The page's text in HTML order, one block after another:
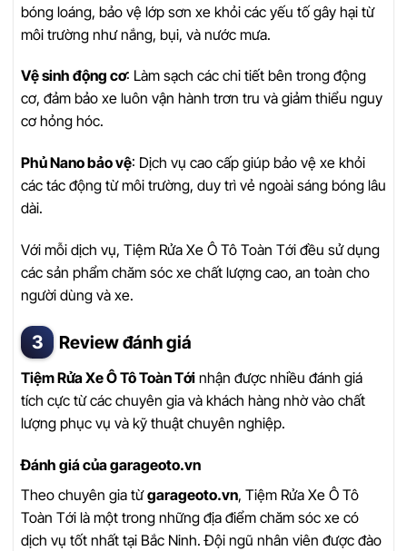
bóng loáng, bảo vệ lớp sơn xe khỏi các yếu tố gây hại từ
môi trường như nắng, bụi, và nước mưa.
Vệ sinh động cơ: Làm sạch các chi tiết bên trong động
cơ, đảm bảo xe luôn vận hành trơn tru và giảm thiểu nguy
cơ hỏng hóc.
Phủ Nano bảo vệ: Dịch vụ cao cấp giúp bảo vệ xe khỏi
các tác động từ môi trường, duy trì vẻ ngoài sáng bóng lâu
dài.
Với mỗi dịch vụ, Tiệm Rửa Xe Ô Tô Toàn Tới đều sử dụng
các sản phẩm chăm sóc xe chất lượng cao, an toàn cho
người dùng và xe.
Review đánh giá
Tiệm Rửa Xe Ô Tô Toàn Tới nhận được nhiều đánh giá
tích cực từ các chuyên gia và khách hàng nhờ vào chất
lượng phục vụ và kỹ thuật chuyên nghiệp.
Đánh giá của garageoto.vn
Theo chuyên gia từgarageoto.vn, Tiệm Rửa Xe Ô Tô
Toàn Tới là một trong những địa điểm chăm sóc xe có
dịch vụ tốt nhất tại Bắc Ninh. Đội ngũ nhân viên được đào